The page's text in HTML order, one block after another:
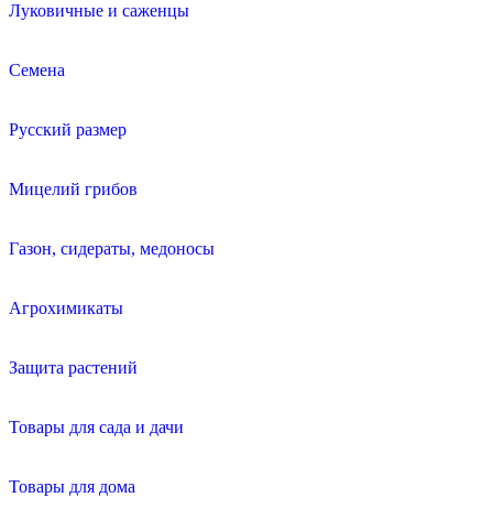
Луковичные и саженцы
Семена
Русский размер
Мицелий грибов
Газон, сидераты, медоносы
Агрохимикаты
Защита растений
Товары для сада и дачи
Товары для дома